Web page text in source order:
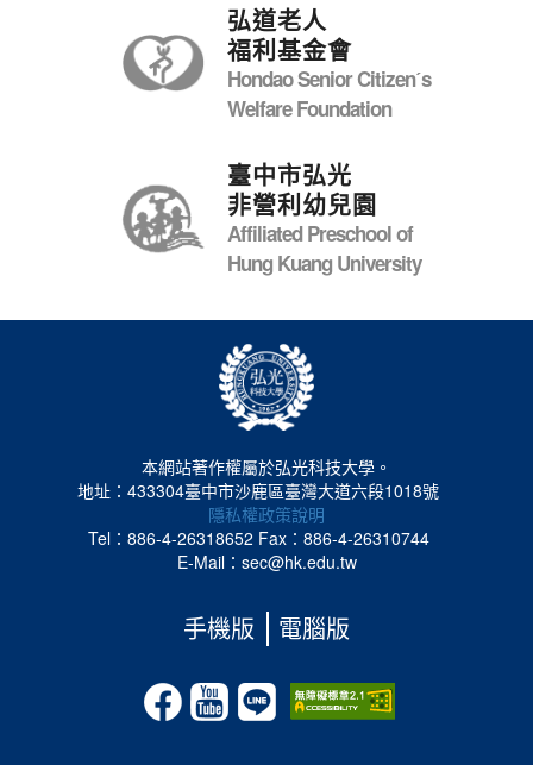
弘道老人
福利基金會
Hondao Senior Citizenˊs
Welfare Foundation
臺中市弘光
非營利幼兒園
Affiliated Preschool of
Hung Kuang University
本網站著作權屬於弘光科技大學。
地址：433304臺中市沙鹿區臺灣大道六段1018號
隱私權政策說明
Tel：886-4-26318652 Fax：886-4-26310744
E-Mail：sec@hk.edu.tw
手機版 電腦版